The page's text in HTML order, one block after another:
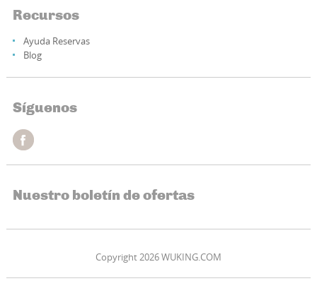
Recursos
Ayuda Reservas
Blog
Síguenos
Nuestro boletín de ofertas
Copyright 2026 WUKING.COM